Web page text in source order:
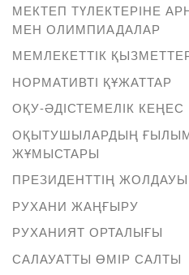
МЕКТЕП ТҮЛЕКТЕРІНЕ
МЕН ОЛИМПИАДАЛАР
МЕМЛЕКЕТТІК
НОРМАТИВТІ ҚҰЖАТТАР
ОҚУ-ӘДІСТЕМЕЛІК КЕҢЕС
ОҚЫТУШЫЛАРДЫҢ
ЖҰМЫСТАРЫ
ПРЕЗИДЕНТТІҢ ЖОЛДАУЫ
РУХАНИ ЖАҢҒЫРУ
РУХАНИЯТ ОРТАЛЫҒЫ
САЛАУАТТЫ ӨМІР САЛТЫ